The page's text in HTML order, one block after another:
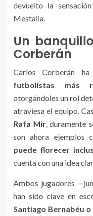
devuelto la
Mestalla.
Un
Corberán
Carlos Corberán ha
futbolistas más
otorgándoles un rol
atraviesa el equipo.
Rafa Mir, duramente
son ahora ejemplos
puede florecer
cuenta con una idea
Ambos jugadores
han sido clave en
Santiago Bernabéu o